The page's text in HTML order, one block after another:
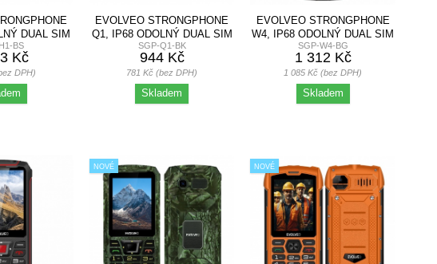
DUAL SIM
BS
Kč
DPH)
EVOLVEO STRONGPHONE
Q1, IP68 ODOLNÝ DUAL SIM
TELEFON,...
SGP-Q1-BK
944 Kč
781 Kč (bez DPH)
Skladem
EVOLVEO STRONGPHONE
W4, IP68 ODOLNÝ DUAL SIM
TELEFON,...
SGP-W4-BG
1 312 Kč
1 085 Kč (bez DPH)
Skladem
NOVÉ NOVÉ